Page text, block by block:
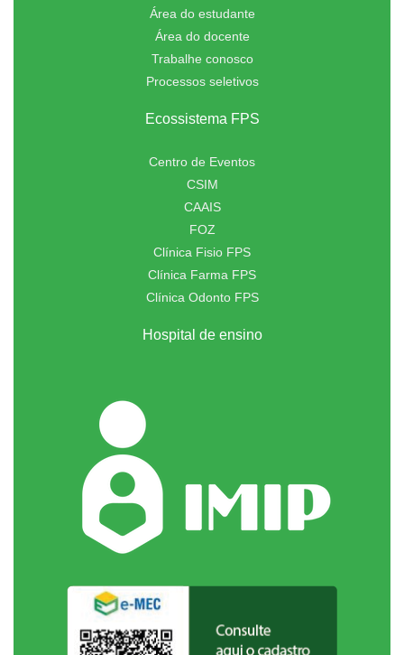
Área do estudante
Área do docente
Trabalhe conosco
Processos seletivos
Ecossistema FPS
Centro de Eventos
CSIM
CAAIS
FOZ
Clínica Fisio FPS
Clínica Farma FPS
Clínica Odonto FPS
Hospital de ensino